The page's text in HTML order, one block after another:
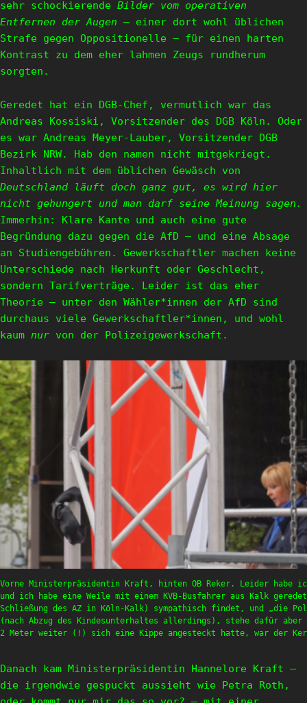
sehr schockierende Bilder vom operativen
Entfernen der Augen – einer dort wohl üblichen
Strafe gegen Oppositionelle – für einen harten
Kontrast zu dem eher lahmen Zeugs rundherum
sorgten.
Geredet hat ein DGB-Chef, vermutlich war das
Andreas Kossiski, Vorsitzender des DGB Köln. Oder
es war Andreas Meyer-Lauber, Vorsitzender DGB
Bezirk NRW. Hab den namen nicht mitgekriegt.
Inhaltlich mit dem üblichen Gewäsch von
Deutschland läuft doch ganz gut, es wird hier
nicht gehungert und man darf seine Meinung sagen.
Immerhin: Klare Kante und auch eine gute
Begründung dazu gegen die AfD – und eine Absage
an Studiengebühren. Gewerkschaftler machen keine
Unterschiede nach Herkunft oder Geschlecht,
sondern Tarifverträge. Leider ist das eher
Theorie – unter den Wähler*innen der AfD sind
durchaus viele Gewerkschaftler*innen, und wohl
kaum nur von der Polizeigewerkschaft.
Vorne Ministerpräsidentin Kraft, hinten OB Reker. Leider habe
und ich habe eine Weile mit einem KVB-Busfahrer aus Kalk
Schließung des AZ in Köln-Kalk) sympathisch findet, und „die
(nach Abzug des Kindesunterhaltes allerdings), stehe dafür
2 Meter weiter (!) sich eine Kippe angesteckt hatte, war der
Danach kam Ministerpräsidentin Hannelore Kraft –
die irgendwie gespuckt aussieht wie Petra Roth,